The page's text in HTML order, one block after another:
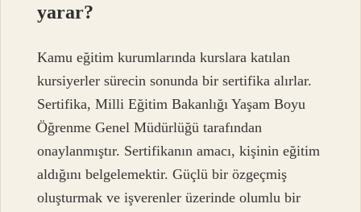
yarar?
Kamu eğitim kurumlarında kurslara katılan
kursiyerler sürecin sonunda bir sertifika alırlar.
Sertifika, Milli Eğitim Bakanlığı Yaşam Boyu
Öğrenme Genel Müdürlüğü tarafından
onaylanmıştır. Sertifikanın amacı, kişinin eğitim
aldığını belgelemektir. Güçlü bir özgeçmiş
oluşturmak ve işverenler üzerinde olumlu bir